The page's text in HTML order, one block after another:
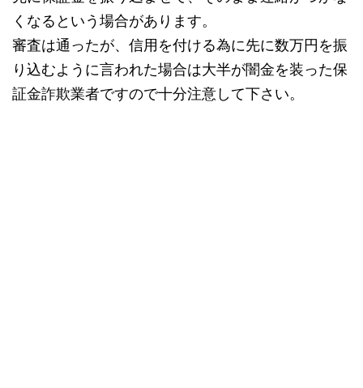
くなるという場合があります。
審査は通ったが、信用を付ける為に先に数万円を振
り込むように言われた場合は大半が闇金を装った保
証金詐欺業者ですので十分注意して下さい。